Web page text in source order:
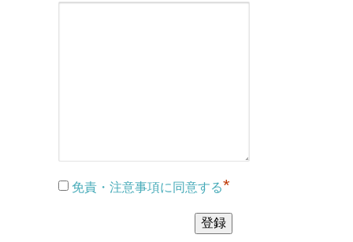
免責・注意事項に同意する*